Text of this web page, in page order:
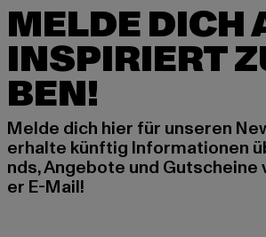
MELDE DICH
INSPIRIERT
BEN!
Melde dich hier für unseren
erhalte künftig Informationen
nds, Angebote und Gutscheine
er E-Mail!